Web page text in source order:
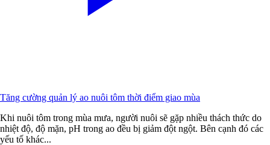
Tăng cường quản lý ao nuôi tôm thời điểm giao mùa
Khi nuôi tôm trong mùa mưa, người nuôi sẽ gặp nhiều thách thức do
nhiệt độ, độ mặn, pH trong ao đều bị giảm đột ngột. Bên cạnh đó các
yếu tố khác...